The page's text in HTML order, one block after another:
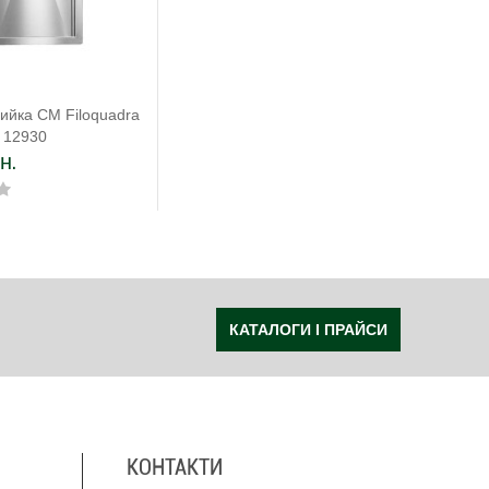
CM Filoquadra
КАТАЛОГИ І ПРАЙСИ
КОНТАКТИ